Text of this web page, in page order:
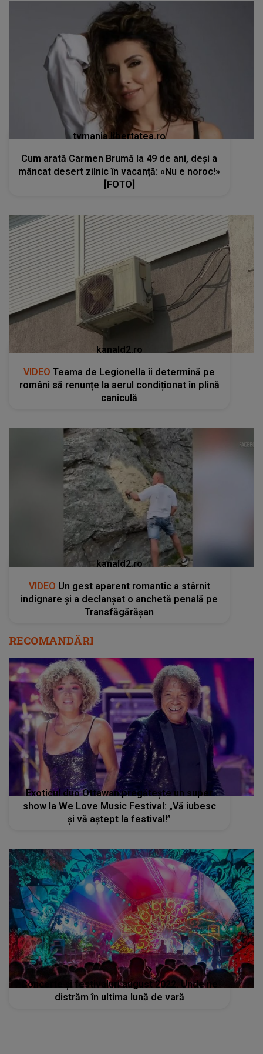
tvmania.libertatea.ro
Cum arată Carmen Brumă la 49 de ani, deși a
mâncat desert zilnic în vacanță: «Nu e noroc!»
[FOTO]
kanald2.ro
VIDEOTeama de Legionella îi determină pe
români să renunțe la aerul condiționat în plină
caniculă
kanald2.ro
Un gest aparent romantic a stârnit
indignare și a declanșat o anchetă penală pe
Transfăgărășan
RECOMANDĂRI
Exoticul duo Ottawan pregătește un super
show la We Love Music Festival: „Vă iubesc
și vă aștept la festival!”
Concerte şi festivaluri august 2022. Unde ne
distrăm în ultima lună de vară
STIRI MONDENE